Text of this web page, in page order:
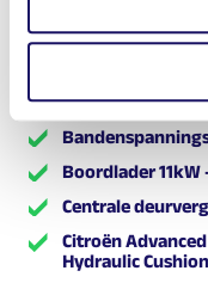
Automatic Post-
Automatische
Boordlader 11kW
Centrale
Citroën
Hydraulic